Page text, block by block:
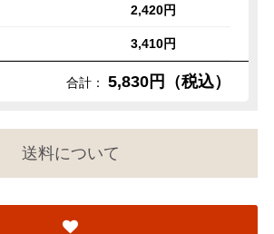
2,420円
3,410円
合計： 5,830円（税込）
送料について